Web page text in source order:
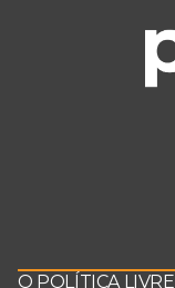
O POLÍTICA